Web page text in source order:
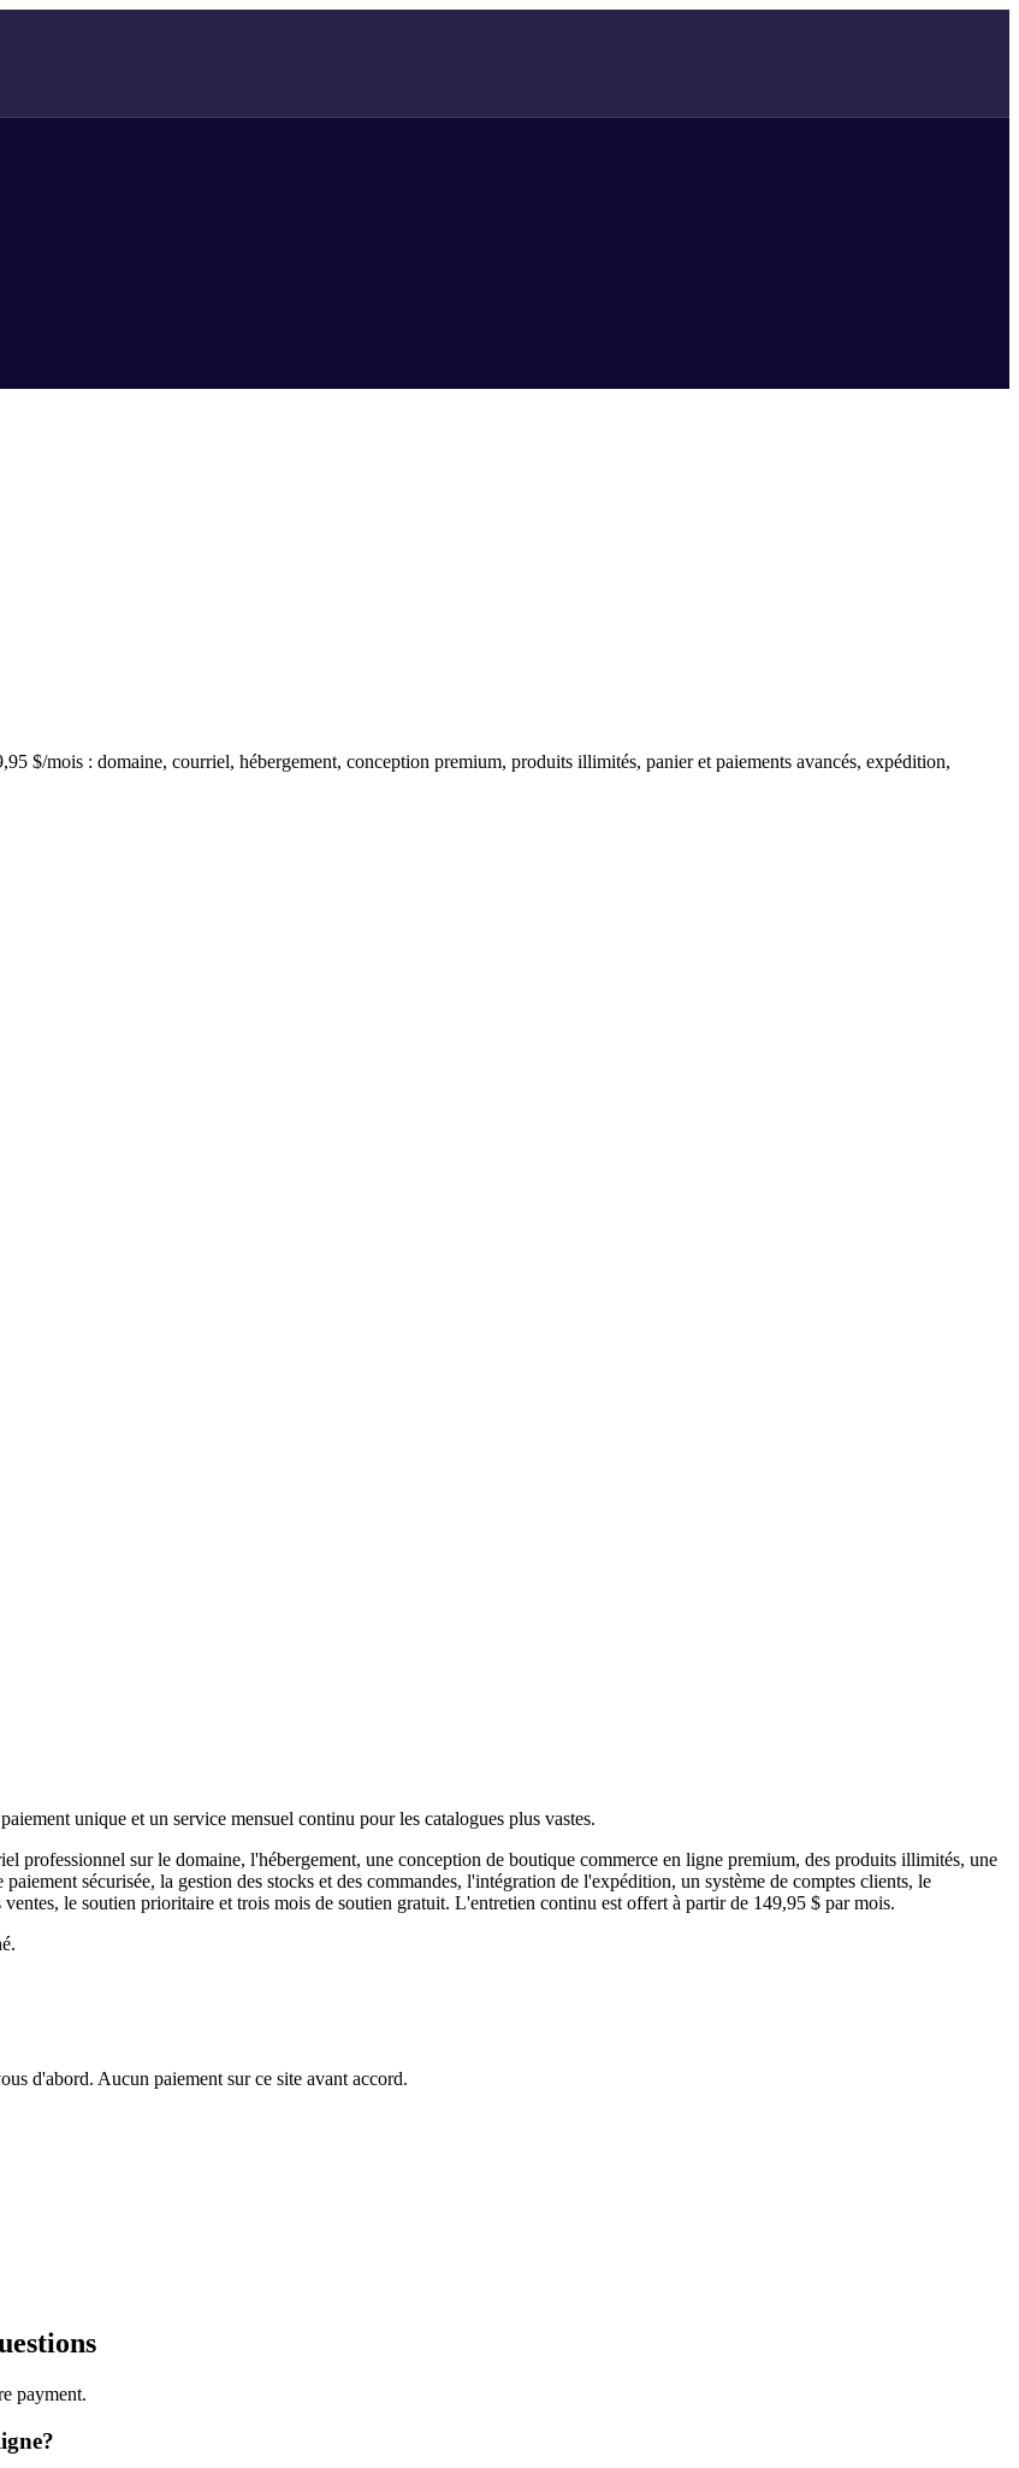
$/mois : domaine, courriel, hébergement, conception premium, produits illimités, panier et paiements avancés, expédition,
unique et un service mensuel continu pour les catalogues plus vastes.
professionnel sur le domaine, l'hébergement, une conception de boutique commerce en ligne premium, des produits illimités, une
sécurisée, la gestion des stocks et des commandes, l'intégration de l'expédition, un système de comptes clients, le
le soutien prioritaire et trois mois de soutien gratuit. L'entretien continu est offert à partir de 149,95 $ par mois.
d'abord. Aucun paiement sur ce site avant accord.
payment.